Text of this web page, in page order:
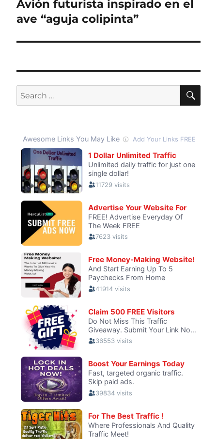
Next
post:
Avión futurista inspirado en el
ave “aguja colipinta”
Search
for: